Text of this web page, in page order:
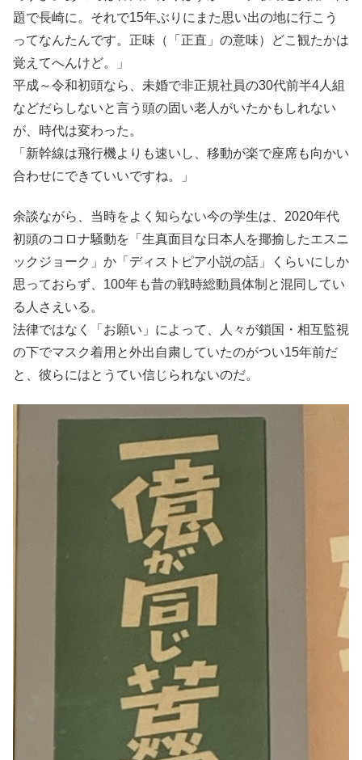
題で長崎に。それで15年ぶりにまた思い出の地に行こう
ってなんたんです。正味（「正直」の意味）どこ観たかは
覚えてへんけど。」
平成～令和初頭なら、未婚で非正規社員の30代前半4人組
などだらしないと言う頭の固い老人がいたかもしれない
が、時代は変わった。
「新幹線は飛行機よりも速いし、移動が楽で座席も向かい
合わせにできていいですね。」
余談ながら、当時をよく知らない今の学生は、2020年代
初頭のコロナ騒動を「生真面目な日本人を揶揄したエスニ
ックジョーク」か「ディストピア小説の話」くらいにしか
思っておらず、100年も昔の戦時総動員体制と混同してい
る人さえいる。
法律ではなく「お願い」によって、人々が鎖国・相互監視
の下でマスク着用と外出自粛していたのがつい15年前だ
と、彼らにはとうてい信じられないのだ。